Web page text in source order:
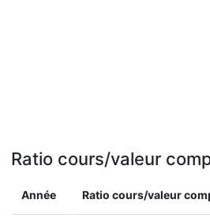
Ratio cours/valeur
Année Ratio cours/valeur